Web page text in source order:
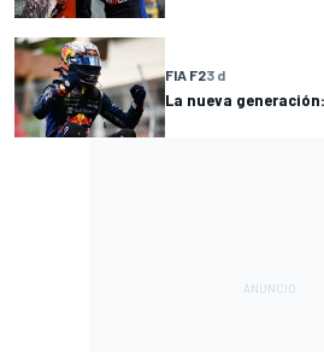
FIA F23 d
La nueva